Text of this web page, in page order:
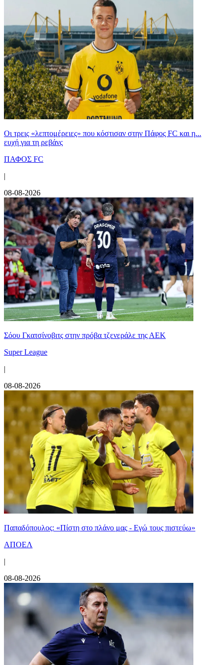
Οι τρεις «λεπτομέρειες» που κόστισαν στην Πάφος FC και η...
ευχή για τη ρεβάνς
ΠΑΦΟΣ FC
|
08-08-2026
Σόου Γκατσίνοβιτς στην πρόβα τζενεράλε της ΑΕΚ
Super League
|
08-08-2026
Παπαδόπουλος: «Πίστη στο πλάνο μας - Εγώ τους πιστεύω»
ΑΠΟΕΛ
|
08-08-2026